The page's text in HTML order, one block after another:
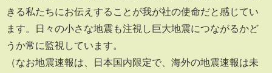
きる私たちにお伝えすることが我が社の使命だと感じてい
ます。日々の小さな地震も注視し巨大地震につながるかど
うか常に監視しています。
（なお地震速報は、日本国内限定で、海外の地震速報は未